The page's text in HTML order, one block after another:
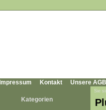
Impressum Kontakt Unsere AGB
Kategorien
Sie